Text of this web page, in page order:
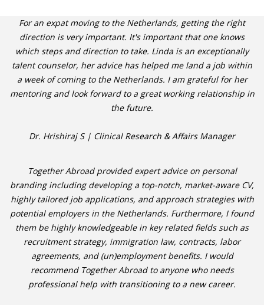
For an expat moving to the Netherlands, getting the right
direction is very important. It's important that one knows
which steps and direction to take. Linda is an exceptionally
talent counselor, her advice has helped me land a job within
a week of coming to the Netherlands. I am grateful for her
mentoring and look forward to a great working relationship in
the future.
Dr. Hrishiraj S | Clinical Research & Affairs Manager
Together Abroad provided expert advice on personal
branding including developing a top-notch, market-aware CV,
highly tailored job applications, and approach strategies with
potential employers in the Netherlands. Furthermore, I found
them be highly knowledgeable in key related fields such as
recruitment strategy, immigration law, contracts, labor
agreements, and (un)employment benefits. I would
recommend Together Abroad to anyone who needs
professional help with transitioning to a new career.